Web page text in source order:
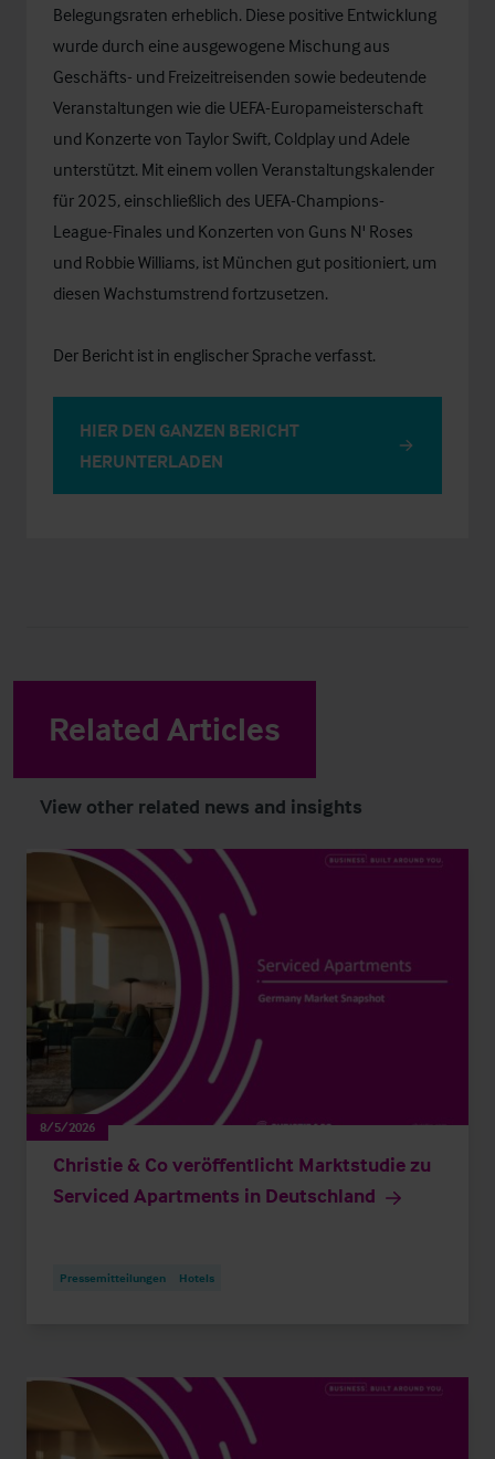
Belegungsraten erheblich. Diese positive Entwicklung
wurde durch eine ausgewogene Mischung aus
Geschäfts- und Freizeitreisenden sowie bedeutende
Veranstaltungen wie die UEFA-Europameisterschaft
und Konzerte von Taylor Swift, Coldplay und Adele
unterstützt. Mit einem vollen Veranstaltungskalender
für 2025, einschließlich des UEFA-Champions-
League-Finales und Konzerten von Guns N' Roses
und Robbie Williams, ist München gut positioniert, um
diesen Wachstumstrend fortzusetzen.
Der Bericht ist in englischer Sprache verfasst.
HIER DEN GANZEN BERICHT
HERUNTERLADEN
Related Articles
View other related news and insights
8/5/2026
Christie & Co veröffentlicht Marktstudie zu
Serviced Apartments in Deutschland
Pressemitteilungen Hotels